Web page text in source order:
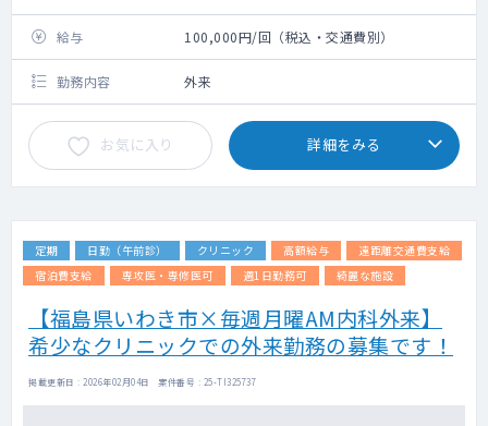
給与 100,000円/回（税込・交通費別）
勤務内容 外来
お気に入り 詳細をみる
定期 日勤（午前診） クリニック 高額給与
遠距離交通費支給
宿泊費支給
専攻医・専修医可 週1日勤務可 綺麗な施設
【福島県いわき市×毎週月曜AM内科外来】
希少なクリニックでの外来勤務の募集です！
掲載更新日 : 2026年02月04日 案件番号 : 25-TI325737